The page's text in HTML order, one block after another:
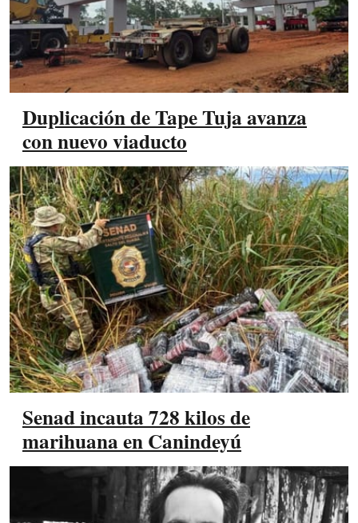
Duplicación de Tape Tuja avanza
con nuevo viaducto
Senad incauta 728 kilos de
marihuana en Canindeyú